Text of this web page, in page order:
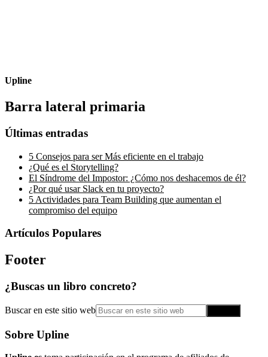
Upline
Barra lateral primaria
Últimas entradas
5 Consejos para ser Más eficiente en el trabajo
¿Qué es el Storytelling?
El Síndrome del Impostor: ¿Cómo nos deshacemos de él?
¿Por qué usar Slack en tu proyecto?
5 Actividades para Team Building que aumentan el
compromiso del equipo
Artículos Populares
Footer
¿Buscas un libro concreto?
Buscar en este sitio web
Sobre Upline